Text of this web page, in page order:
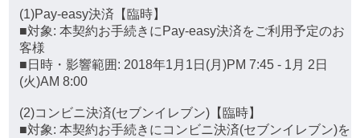
(1)Pay-easy決済【臨時】
■対象: 本契約お手続きにPay-easy決済をご利用予定のお
客様
■日時・影響範囲: 2018年1月1日(月)PM 7:45 - 1月 2日
(火)AM 8:00
(2)コンビニ決済(セブンイレブン)【臨時】
■対象: 本契約お手続きにコンビニ決済(セブンイレブン)を